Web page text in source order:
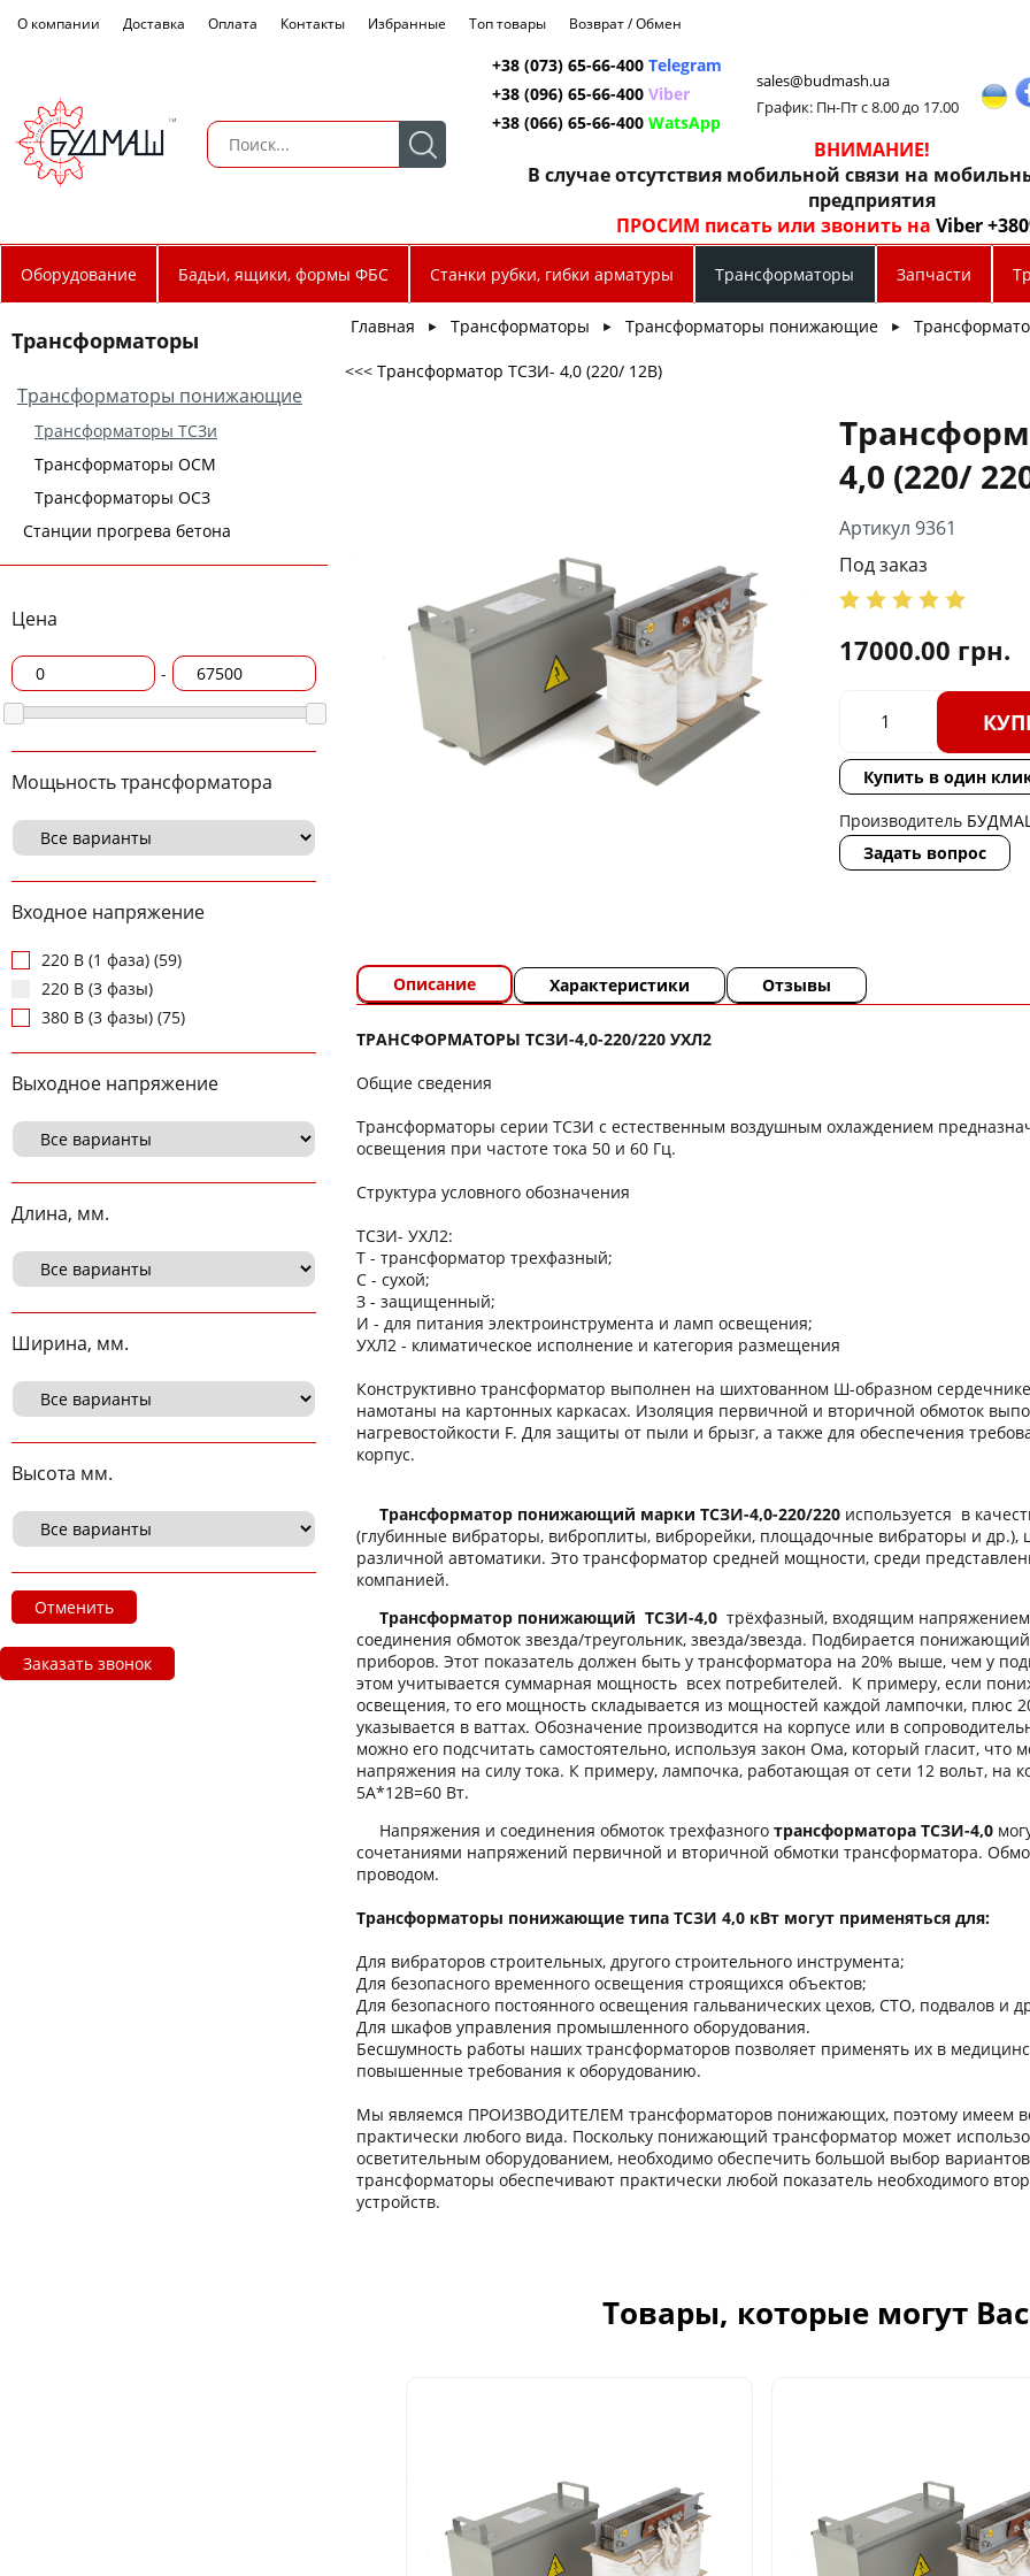
О компании Доставка Оплата Контакты Избранные Топ товары Возврат / Обмен
+38 (073) 65-66-400 Telegram
+38 (096) 65-66-400 Viber
+38 (066) 65-66-400 WatsApp
sales@budmash.ua
График: Пн-Пт с 8.00 до 17.00
ВНИМАНИЕ!
В случае отсутствия мобильной связи на
предприятия
ПРОСИМ писать или звонить наViber
Оборудование Бадьи, ящики, формы ФБС Станки рубки, гибки арматуры Трансформаторы Запчасти
Трансформаторы
Трансформаторы понижающие
Трансформаторы ТСЗи
Трансформаторы ОСМ
Трансформаторы ОСЗ
Станции прогрева бетона
Цена
-
Мощьность трансформатора
Входное напряжение
220 В (1 фаза) (59)
220 В (3 фазы)
380 В (3 фазы) (75)
Выходное напряжение
Длина, мм.
Ширина, мм.
Высота мм.
Отменить
Заказать звонок
Главная ► Трансформаторы ► Трансформаторы понижающие ►
<<< Трансформатор ТСЗИ- 4,0 (220/ 12В)
4,0 (220/
Артикул 9361
Под заказ
17000.00 грн.
Купить в один
Производитель
Задать вопрос
Описание Характеристики Отзывы
ТРАНСФОРМАТОРЫ ТСЗИ-4,0-220/220 УХЛ2
Общие сведения
Трансформаторы серии ТСЗИ с естественным воздушным охлаждением
освещения при частоте тока 50 и 60 Гц.
Структура условного обозначения
ТСЗИ- УХЛ2:
Т - трансформатор трехфазный;
С - сухой;
З - защищенный;
И - для питания электроинструмента и ламп освещения;
УХЛ2 - климатическое исполнение и категория размещения
Конструктивно трансформатор выполнен на шихтованном Ш-образном
намотаны на картонных каркасах. Изоляция первичной и вторичной обмоток
нагревостойкости F. Для защиты от пыли и брызг, а также для обеспечения
корпус.
Трансформатор понижающий марки ТСЗИ-4,0-220/220 используется в
(глубинные вибраторы, виброплиты, виброрейки, площадочные вибраторы и
различной автоматики. Это трансформатор средней мощности, среди
компанией.
Трансформатор понижающий ТСЗИ-4,0 трёхфазный, входящим
соединения обмоток звезда/треугольник, звезда/звезда. Подбирается
приборов. Этот показатель должен быть у трансформатора на 20% выше, чем у
этом учитывается суммарная мощность всех потребителей. К примеру, если
освещения, то его мощность складывается из мощностей каждой лампочки, плюс
указывается в ваттах. Обозначение производится на корпусе или в
можно его подсчитать самостоятельно, используя закон Ома, который гласит, что
напряжения на силу тока. К примеру, лампочка, работающая от сети 12 вольт, на
5А*12В=60 Вт.
Напряжения и соединения обмоток трехфазного трансформатора ТСЗИ-4,0
сочетаниями напряжений первичной и вторичной обмотки трансформатора.
проводом.
Трансформаторы понижающие типа ТСЗИ 4,0 кВт могут применяться для:
Для вибраторов строительных, другого строительного инструмента;
Для безопасного временного освещения строящихся объектов;
Для безопасного постоянного освещения гальванических цехов, СТО, подвалов и
Для шкафов управления промышленного оборудования.
Бесшумность работы наших трансформаторов позволяет применять их в
повышенные требования к оборудованию.
Мы являемся ПРОИЗВОДИТЕЛЕМ трансформаторов понижающих, поэтому имеем
практически любого вида. Поскольку понижающий трансформатор может
осветительным оборудованием, необходимо обеспечить большой выбор
трансформаторы обеспечивают практически любой показатель необходимого
устройств.
Товары, которые могут